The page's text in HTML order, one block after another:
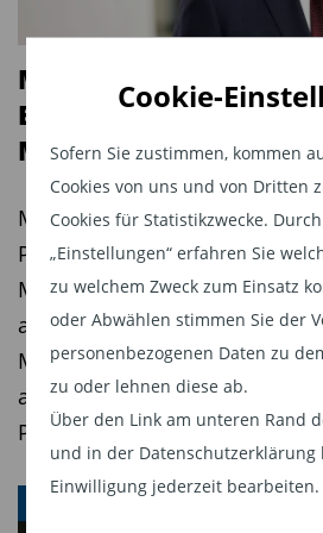
Cookie-
Sofern Sie zustimmen, kommen
Cookies von uns und von Dritten
Cookies für Statistikzwecke.
„Einstellungen“ erfahren Sie
zu welchem Zweck zum Einsatz
oder Abwählen stimmen Sie der
personenbezogenen Daten zu
zu oder lehnen diese ab.
Über den Link am unteren Rand
und in der Datenschutzerklärung
Einwilligung jederzeit bearbeiten.
Zugänge zu Private Equity, oft
und kürzerer Laufzeit“, erklärt
Global Head of Vintage
helfen, die J-Kurve zu glätten
schaffen.“
Evergreen-Strukturen und KI
Wachstumstreiber
Ein deutlicher Trend der
wachsende Interesse
Evergreen-Strukturen – Fonds
die Flexibilität und stetige
ermöglichen. Mehr als 30
institutionellen LPs
Munich Private
ELTIF für den
Mittelstand
Munich Private Equity
Privatanleger um einen
MPE Mid Market Private Equity
ausschließlich in europäische
Mittelstandsunternehmen
ab 5.000 Euro den Zugang zur
Private Equity.